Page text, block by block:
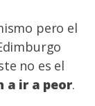
pero el
no es el
a ir a peor.